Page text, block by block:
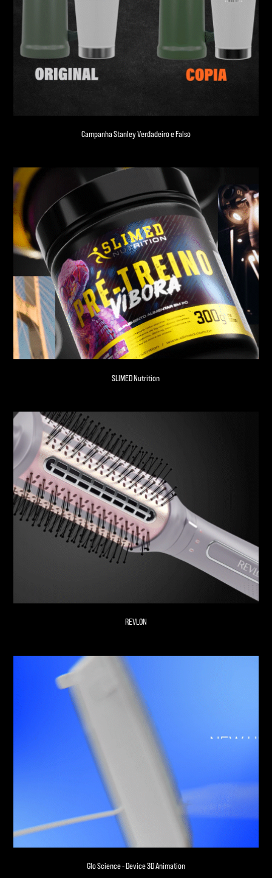
Campanha Stanley Verdadeiro e Falso
SLIMED Nutrition
REVLON
Glo Science - Device 3D Animation